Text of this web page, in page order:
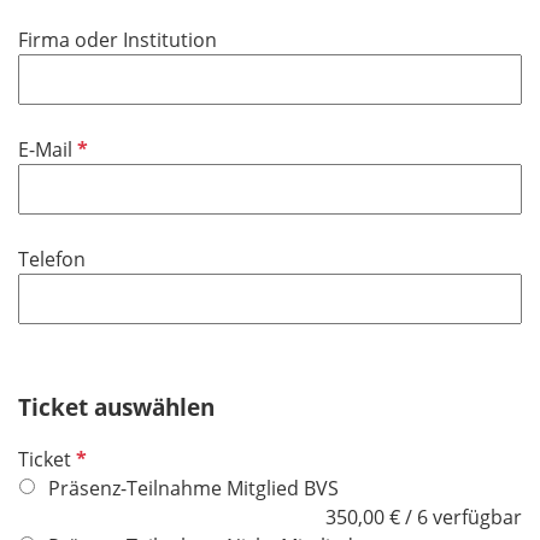
e
d
c
t
e
d
Firma oder Institution
E-Mail P
c
t
l
Telefon
Ticket auswählen
TicketP
f
Präsenz-Teilnahme Mitglied BVS
350,00 € / 6 verfügbar